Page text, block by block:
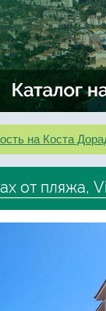
на Коста
от пляжа,